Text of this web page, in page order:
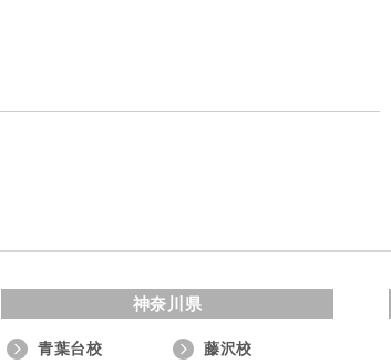
神奈川県
青葉台校
藤沢校